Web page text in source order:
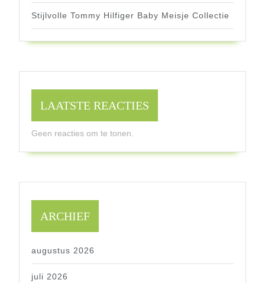
Stijlvolle Tommy Hilfiger Baby Meisje Collectie
LAATSTE REACTIES
Geen reacties om te tonen.
ARCHIEF
augustus 2026
juli 2026